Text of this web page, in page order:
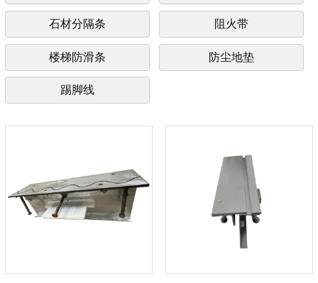
石材分隔条 阻火带
楼梯防滑条 防尘地垫
踢脚线